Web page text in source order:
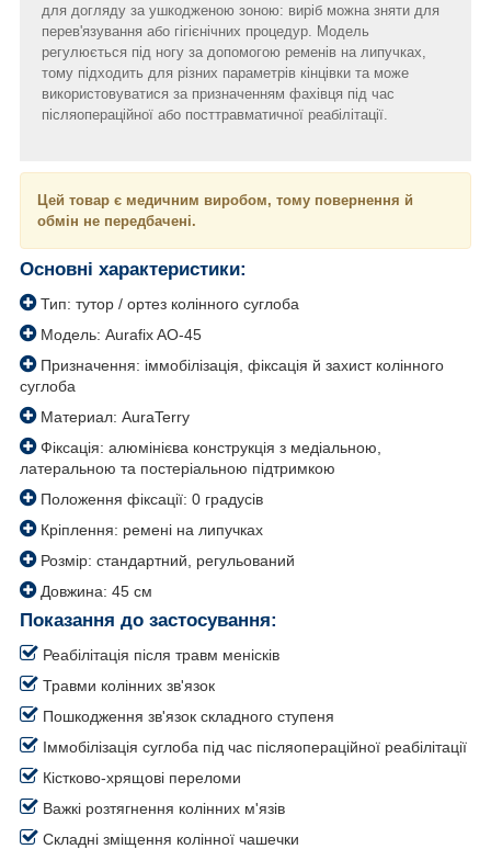
для догляду за ушкодженою зоною: виріб можна зняти для
перев'язування або гігієнічних процедур. Модель
регулюється під ногу за допомогою ременів на липучках,
тому підходить для різних параметрів кінцівки та може
використовуватися за призначенням фахівця під час
післяопераційної або посттравматичної реабілітації.
Цей товар є медичним виробом, тому повернення й
обмін не передбачені.
Основні характеристики:
Тип: тутор / ортез колінного суглоба
Модель: Aurafix AO-45
Призначення: іммобілізація, фіксація й захист колінного
суглоба
Материал: AuraTerry
Фіксація: алюмінієва конструкція з медіальною,
латеральною та постеріальною підтримкою
Положення фіксації: 0 градусів
Кріплення: ремені на липучках
Розмір: стандартний, регульований
Довжина: 45 см
Показання до застосування:
Реабілітація після травм менісків
Травми колінних зв'язок
Пошкодження зв'язок складного ступеня
Іммобілізація суглоба під час післяопераційної реабілітації
Кістково-хрящові переломи
Важкі розтягнення колінних м'язів
Складні зміщення колінної чашечки